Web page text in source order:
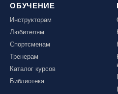
ОБУЧЕНИЕ
Инструкторам
Любителям
Спортсменам
Тренерам
Каталог курсов
Библиотека